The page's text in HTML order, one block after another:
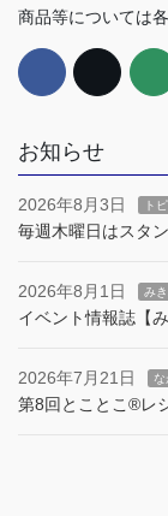
商品等については
お知らせ
2026年8月3日 ト
毎週木曜日はスタ
2026年8月1日 み
イベント情報誌【
2026年7月21日
第8回とことこ®︎レ